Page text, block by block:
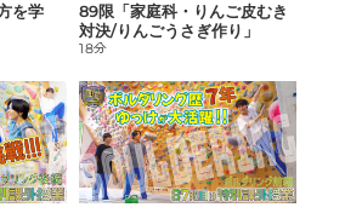
を学
89限「家庭科・りんご皮むき
対決/りんごうさぎ作り」
18分